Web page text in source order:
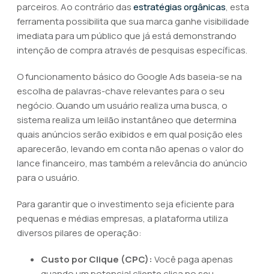
parceiros. Ao contrário dasestratégias orgânicas, esta
ferramenta possibilita que sua marca ganhe visibilidade
imediata para um público que já está demonstrando
intenção de compra através de pesquisas específicas.
O funcionamento básico do Google Ads baseia-se na
escolha de palavras-chave relevantes para o seu
negócio. Quando um usuário realiza uma busca, o
sistema realiza um leilão instantâneo que determina
quais anúncios serão exibidos e em qual posição eles
aparecerão, levando em conta não apenas o valor do
lance financeiro, mas também a relevância do anúncio
para o usuário.
Para garantir que o investimento seja eficiente para
pequenas e médias empresas, a plataforma utiliza
diversos pilares de operação:
Custo por Clique (CPC): Você paga apenas